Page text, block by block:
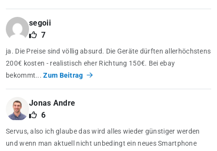
segoii
7
ja. Die Preise sind völlig absurd. Die Geräte dürften allerhöchstens
200€ kosten - realistisch eher Richtung 150€. Bei ebay
bekommt...Zum Beitrag
Jonas Andre
6
Servus, also ich glaube das wird alles wieder günstiger werden
und wenn man aktuell nicht unbedingt ein neues Smartphone